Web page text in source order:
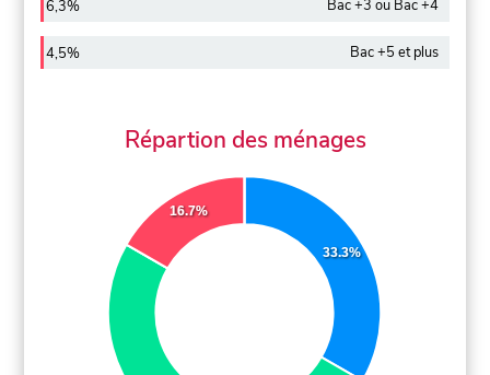
6,3% Bac +3 ou Bac +4
4,5% Bac +5 et plus
Répartion des ménages
33.3%
16.7%